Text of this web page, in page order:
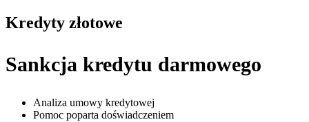
Kredyty złotowe
Sankcja kredytu darmowego
Analiza umowy kredytowej
Pomoc poparta doświadczeniem